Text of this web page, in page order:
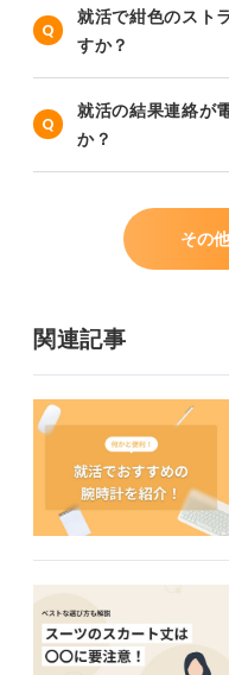
就活で紺色のスト
すか？
就活の結果連絡が
か？
その
関連記事